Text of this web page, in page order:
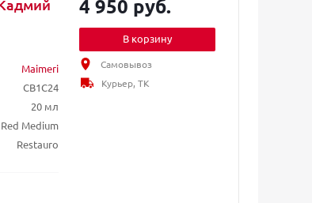
Maimeri
CB1C24
20 мл
Medium
Restauro
4 950 руб.
В корзину
Самовывоз
Курьер, ТК